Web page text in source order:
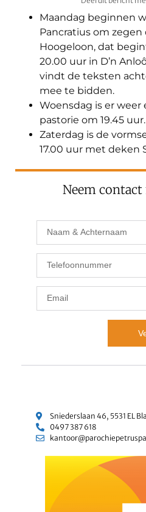
Maandag beginnen
Pancratius om zegen
Hoogeloon, dat
20.00 uur in D’n
vindt de teksten
mee te bidden.
Woensdag is er
pastorie om 19.45 uur.
Zaterdag is de
17.00 uur met deken
Neem
Sniederslaan 46, 5531 EL
0497 387 618